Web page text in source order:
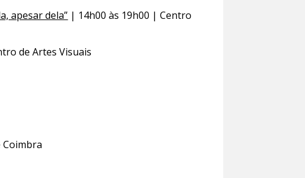
apesar dela” | 14h00 às 19h00 | Centro
de Artes Visuais
Coimbra